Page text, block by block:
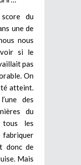
du
une de
nous
si le
pas
On
atteint.
des
du
les
fabriquer
donc de
Mais